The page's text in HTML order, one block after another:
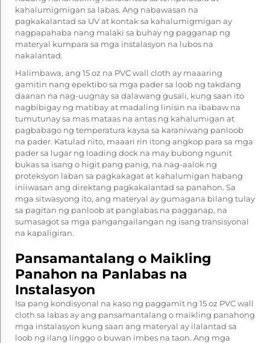
kahalumigmigan sa labas. Ang nabawasan na
pagkakalantad sa UV at kontak sa kahalumigmigan ay
nagpapahaba nang malaki sa buhay ng pagganap ng
materyal kumpara sa mga instalasyon na lubos na
nakalantad.
Halimbawa, ang 15 oz na PVC wall cloth ay maaaring
gamitin nang epektibo sa mga pader sa loob ng takdang
daanan na nag-uugnay sa dalawang gusali, kung saan ito
nagbibigay ng matibay at madaling linisin na ibabaw na
tumutunay sa mas mataas na antas ng kahalumigan at
pagbabago ng temperatura kaysa sa karaniwang panloob
na pader. Katulad nito, maaari rin itong angkop para sa mga
pader sa lugar ng loading dock na may bubong ngunit
bukas sa isang o higit pang panig, na nag-aalok ng
proteksyon laban sa pagkakagat at kahalumigan habang
iniiwasan ang direktang pagkakalantad sa panahon. Sa
mga sitwasyong ito, ang materyal ay gumagana bilang tulay
sa pagitan ng panloob at panglabas na pagganap, na
sumasagot sa mga pangangailangan ng isang transisyonal
na kapaligiran.
Pansamantalang o Maikling
Panahon na Panlabas na
Instalasyon
Isa pang kondisyonal na kaso ng paggamit ng 15 oz PVC wall
cloth sa labas ay ang pansamantalang o maikling panahong
mga instalasyon kung saan ang materyal ay ilalantad sa
loob ng ilang linggo o buwan imbes na taon. Ang mga